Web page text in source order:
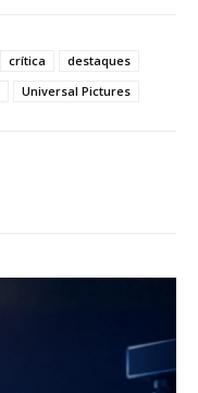
crítica
destaques
Universal Pictures